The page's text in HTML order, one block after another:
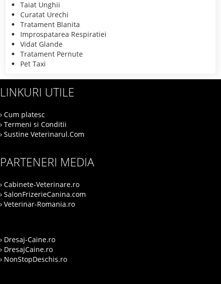
Taiat Unghii
Curatat Urechi
Tratament Blanita
Improspatarea Respiratiei
Vidat Glande
Tratament Pernute
Pet Taxi
LINKURI UTILE
› Cum platesc
› Termeni si Conditii
› Sustine Veterinarul.Com
PARTENERI MEDIA
› Cabinete-Veterinare.ro
› SalonFrizerieCanina.com
› Veterinar-Romania.ro
› Dresaj-Caine.ro
› DresajCaine.ro
› NonStopDeschis.ro